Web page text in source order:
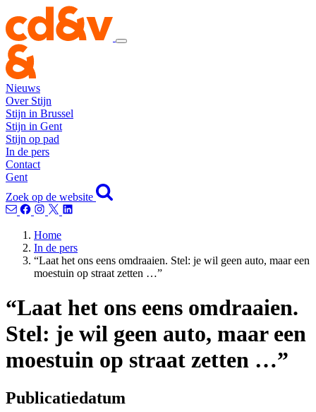
Nieuws
Over Stijn
Stijn in Brussel
Stijn in Gent
Stijn op pad
In de pers
Contact
Gent
Zoek op de website
Home
In de pers
“Laat het ons eens omdraaien. Stel: je wil geen auto, maar een
moestuin op straat zetten …”
“Laat het ons eens omdraaien.
Stel: je wil geen auto, maar een
moestuin op straat zetten …”
Publicatiedatum